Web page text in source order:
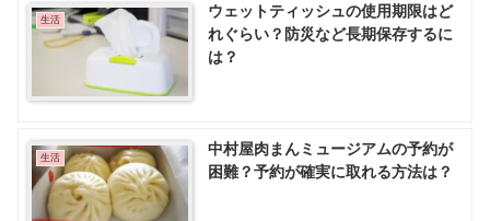
生活
ウェットティッシュの使用期限はど
れぐらい？防災など長期保存するに
は？
生活
中村屋肉まんミュージアムの予約が
困難？予約が確実に取れる方法は？